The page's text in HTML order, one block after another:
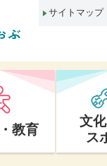
サイトマップ
教育
文
ス